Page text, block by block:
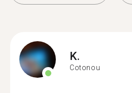
K.
Cotonou